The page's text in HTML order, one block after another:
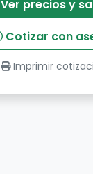
Ver precios y
Cotizar con
Imprimir